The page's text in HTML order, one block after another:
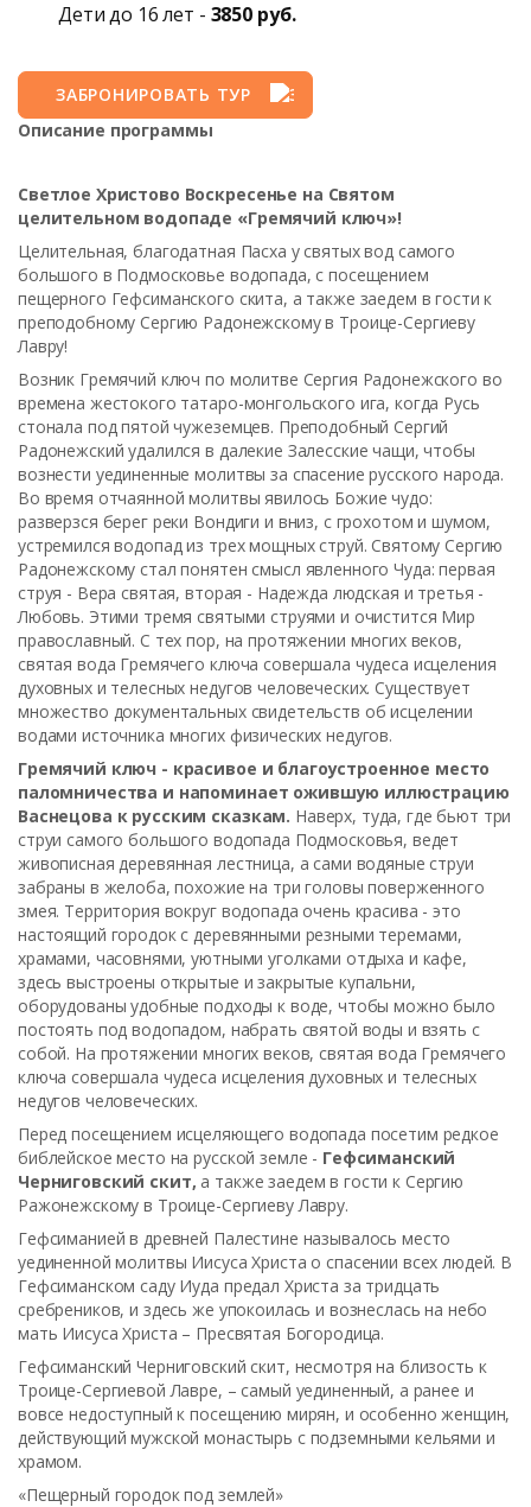
Дети до 16 лет - 3850 руб.
ЗАБРОНИРОВАТЬ ТУР
Описание программы
Светлое Христово Воскресенье на Святом
целительном водопаде «Гремячий ключ»!
Целительная, благодатная Пасха у святых вод самого
большого в Подмосковье водопада, с посещением
пещерного Гефсиманского скита, а также заедем в гости к
преподобному Сергию Радонежскому в Троице-Сергиеву
Лавру!
Возник Гремячий ключ по молитве Сергия Радонежского во
времена жестокого татаро-монгольского ига, когда Русь
стонала под пятой чужеземцев. Преподобный Сергий
Радонежский удалился в далекие Залесские чащи, чтобы
вознести уединенные молитвы за спасение русского народа.
Во время отчаянной молитвы явилось Божие чудо:
разверзся берег реки Вондиги и вниз, с грохотом и шумом,
устремился водопад из трех мощных струй. Святому Сергию
Радонежскому стал понятен смысл явленного Чуда: первая
струя - Вера святая, вторая - Надежда людская и третья -
Любовь. Этими тремя святыми струями и очистится Мир
православный. С тех пор, на протяжении многих веков,
святая вода Гремячего ключа совершала чудеса исцеления
духовных и телесных недугов человеческих. Существует
множество документальных свидетельств об исцелении
водами источника многих физических недугов.
Гремячий ключ - красивое и благоустроенное место
паломничества и напоминает ожившую иллюстрацию
Васнецова к русским сказкам. Наверх, туда, где бьют три
струи самого большого водопада Подмосковья, ведет
живописная деревянная лестница, а сами водяные струи
забраны в желоба, похожие на три головы поверженного
змея. Территория вокруг водопада очень красива - это
настоящий городок с деревянными резными теремами,
храмами, часовнями, уютными уголками отдыха и кафе,
здесь выстроены открытые и закрытые купальни,
оборудованы удобные подходы к воде, чтобы можно было
постоять под водопадом, набрать святой воды и взять с
собой. На протяжении многих веков, святая вода Гремячего
ключа совершала чудеса исцеления духовных и телесных
недугов человеческих.
Перед посещением исцеляющего водопада посетим редкое
библейское место на русской земле - Гефсиманский
Черниговский скит, а также заедем в гости к Сергию
Ражонежскому в Троице-Сергиеву Лавру.
Гефсиманией в древней Палестине называлось место
уединенной молитвы Иисуса Христа о спасении всех людей. В
Гефсиманском саду Иуда предал Христа за тридцать
сребреников, и здесь же упокоилась и вознеслась на небо
мать Иисуса Христа – Пресвятая Богородица.
Гефсиманский Черниговский скит, несмотря на близость к
Троице-Сергиевой Лавре, – самый уединенный, а ранее и
вовсе недоступный к посещению мирян, и особенно женщин,
действующий мужской монастырь с подземными кельями и
храмом.
«Пещерный городок под землей»